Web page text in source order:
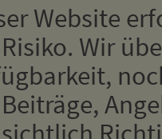
Website
Wir